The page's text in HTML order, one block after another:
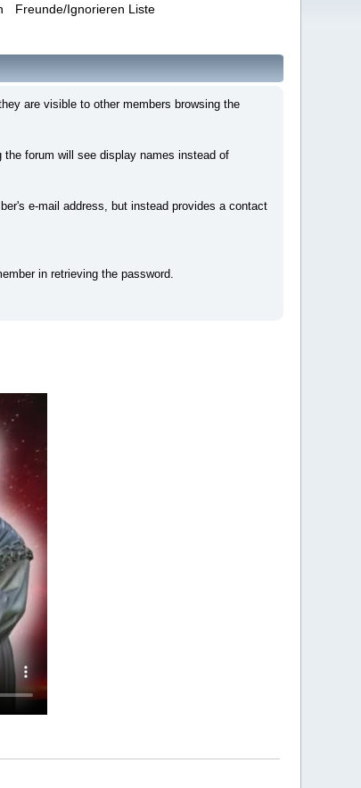
Freunde/Ignorieren Liste
are visible to other members browsing the
forum will see display names instead of
e-mail address, but instead provides a contact
in retrieving the password.